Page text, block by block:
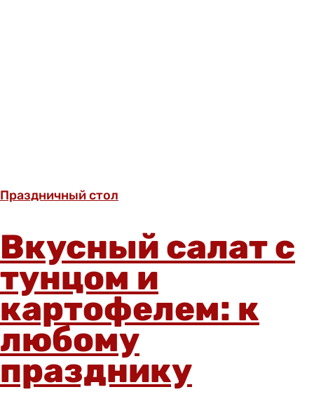
Праздничный стол
Вкусный салат с
тунцом и
картофелем: к
любому
празднику